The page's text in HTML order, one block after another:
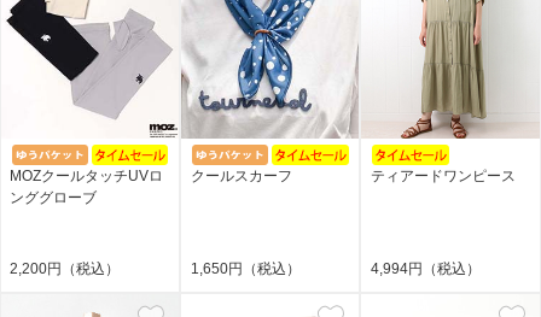
MOZクールタッチUVロ
ンググローブ
2,200円（税込）
クールスカーフ
1,650円（税込）
ティアードワンピース
4,994円（税込）